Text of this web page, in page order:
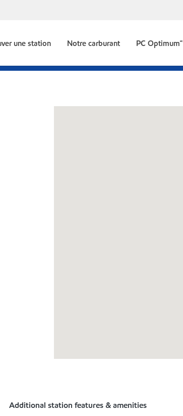
une station Notre carburant PC Optimum🅪
Additional station features & amenities